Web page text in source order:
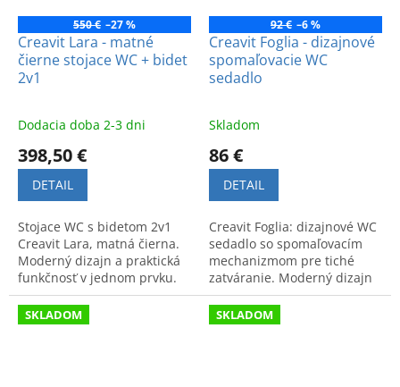
550 € –27 %
Creavit Lara - matné
čierne stojace WC + bidet
2v1
Dodacia doba 2-3 dni
398,50 €
DETAIL
Stojace WC s bidetom 2v1
Creavit Lara, matná čierna.
Moderný dizajn a praktická
funkčnosť v jednom prvku.
Kód produktu: LR3641.
92 € –6 %
Creavit Foglia - dizajnové
spomaľovacie WC
sedadlo
Skladom
86 €
DETAIL
Creavit Foglia: dizajnové WC
sedadlo so spomaľovacím
mechanizmom pre tiché
zatváranie. Moderný dizajn
a komfort. Kód: FG3640.
SKLADOM SKLADOM